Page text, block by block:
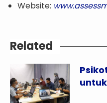
Website:
Related